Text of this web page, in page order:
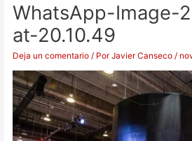
WhatsApp-Image-
at-20.10.49
Deja un comentario / PorJavier Canseco/